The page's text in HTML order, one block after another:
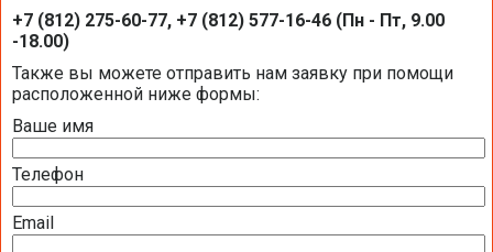
+7 (812) 275-60-77, +7 (812) 577-16-46 (Пн - Пт, 9.00
-18.00)
Также вы можете отправить нам заявку при помощи
расположенной ниже формы:
Ваше имя
Телефон
Email
Каталоги и брошюры BELIMO
Общая информация BELIMO
Презентация компании BELIMO 2016 (2,51
МБ)
Полная номенклатура продукции BELIMO